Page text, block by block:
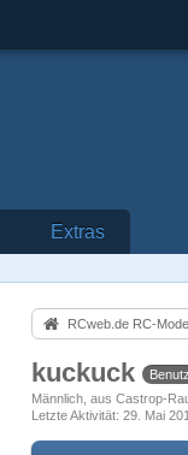
Extras
RCweb.de RC-
kuckuck
Männlich aus Castrop-
Letzte Aktivität 29. Mai